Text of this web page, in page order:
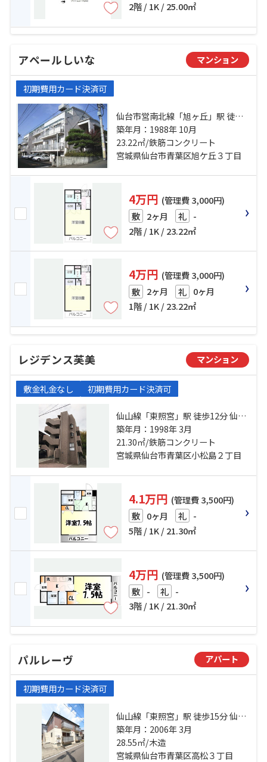
2階 / 1K / 25.00㎡
アペールしいな マンション
初期費用カード決済可
仙台市営南北線「旭ヶ丘」駅 徒歩3
分 仙台市営南北線「黒松」駅 徒歩
11分 仙山線「東照宮」駅 徒歩28分
築年月：1988年 10月
23.22㎡/鉄筋コンクリート
宮城県仙台市青葉区旭ケ丘３丁目
4万円 (管理費 3,000円)
敷 2ヶ月 礼 -
2階 / 1K / 23.22㎡
4万円 (管理費 3,000円)
敷 2ヶ月 礼 0ヶ月
1階 / 1K / 23.22㎡
レジデンス芙美 マンション
敷金礼金なし 初期費用カード決済可
仙山線「東照宮」駅 徒歩12分 仙台
市営南北線「台原」駅 徒歩19分 仙
台市営南北線「北仙台」駅 徒歩30
分
築年月：1998年 3月
21.30㎡/鉄筋コンクリート
宮城県仙台市青葉区小松島２丁目
4.1万円 (管理費 3,500円)
敷 0ヶ月 礼 -
5階 / 1K / 21.30㎡
4万円 (管理費 3,500円)
敷 - 礼 -
3階 / 1K / 21.30㎡
パルレーヴ アパート
初期費用カード決済可
仙山線「東照宮」駅 徒歩15分 仙台
市営南北線「台原」駅 徒歩28分 東
北本線「東仙台」駅 徒歩30分
築年月：2006年 3月
28.55㎡/木造
宮城県仙台市青葉区高松３丁目